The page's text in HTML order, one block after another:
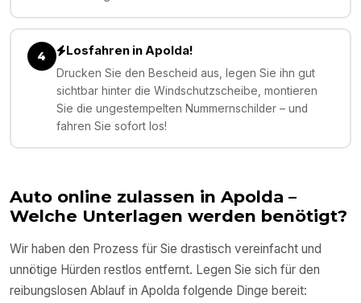
4 Losfahren in Apolda!
Drucken Sie den Bescheid aus, legen Sie ihn gut
sichtbar hinter die Windschutzscheibe, montieren
Sie die ungestempelten Nummernschilder – und
fahren Sie sofort los!
Auto online zulassen in Apolda –
Welche Unterlagen werden benötigt?
Wir haben den Prozess für Sie drastisch vereinfacht und
unnötige Hürden restlos entfernt. Legen Sie sich für den
reibungslosen Ablauf in Apolda folgende Dinge bereit: